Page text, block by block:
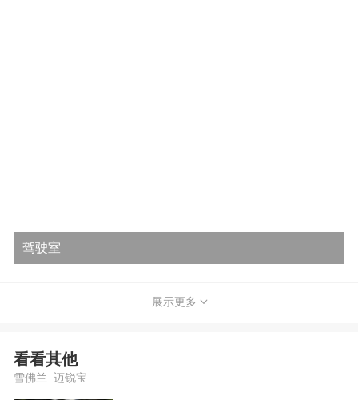
驾驶室
展示更多
看看其他
雪佛兰 迈锐宝